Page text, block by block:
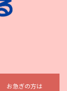
お急ぎの方は